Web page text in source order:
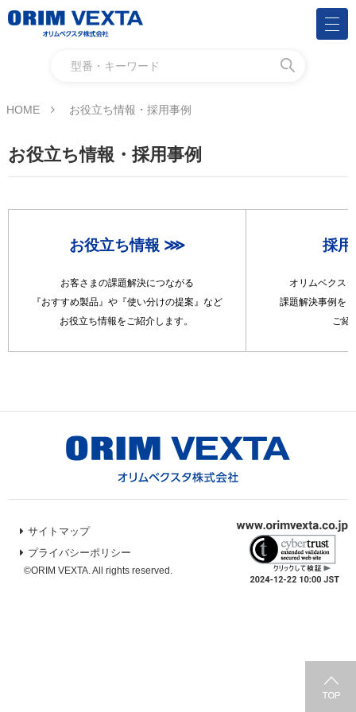
HOME お役立ち情報・採用事例
お役立ち情報・採用事例
お役立ち情報 ⋙
お客さまの課題解決につながる
『おすすめ製品』や『使い分けの提案』など
お役立ち情報をご紹介します。
採
オリムベクス
課題解決事例を
ご紹
サイトマップ
プライバシーポリシー
©ORIM VEXTA. All rights reserved.